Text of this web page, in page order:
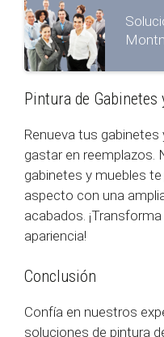
Pintura de Gabinetes
Renueva tus
gastar en reemplazos.
gabinetes y muebles
aspecto con una
acabados.
apariencia!
Conclusión
Confía en nuestros
soluciones de pintura